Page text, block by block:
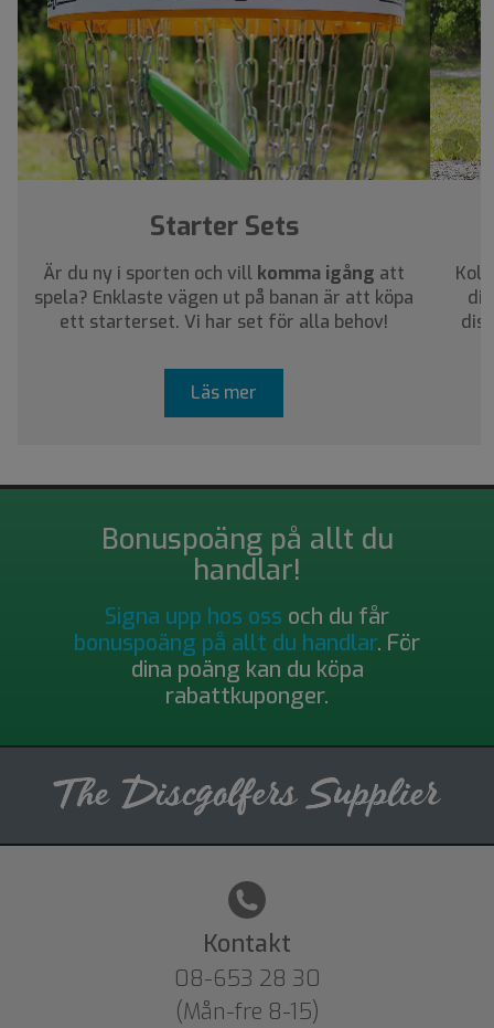
›
Starter Sets
Är du ny i sporten och vill komma igång att
spela? Enklaste vägen ut på banan är att köpa
ett starterset. Vi har set för alla behov!
Läs mer
Bonuspoäng på allt du
handlar!
Signa upp hos oss och du får
bonuspoäng på allt du handlar. För
dina poäng kan du köpa
rabattkuponger.
Kontakt
08-653 28 30
(Mån-fre 8-15)